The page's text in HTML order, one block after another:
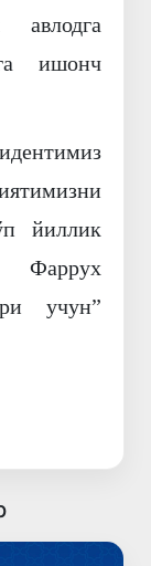
ишонч
йиллик
Фаррух
учун”